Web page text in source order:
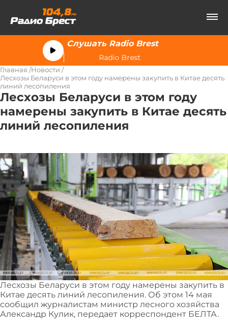
Слушать Radio Brest
Radio Brest
Главная Новости
Лесхозы Беларуси в этом году намерены закупить в Китае десять
линий лесопиления
Лесхозы Беларуси в этом году
намерены закупить в Китае десять
линий лесопиления
Лесхозы Беларуси в этом году намерены закупить в
Китае десять линий лесопиления. Об этом 14 мая
сообщил журналистам министр лесного хозяйства
Александр Кулик, передает корреспондент БЕЛТА.